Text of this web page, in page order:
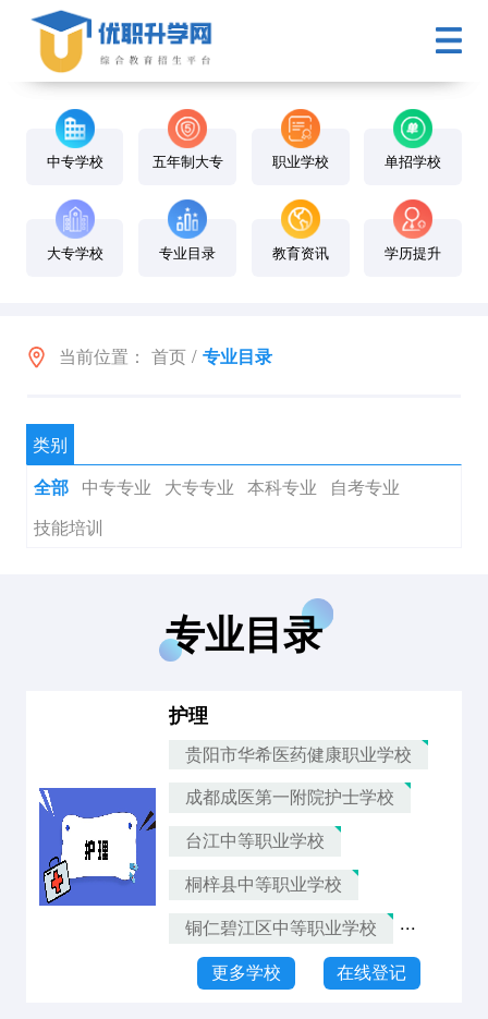
中专学校 五年制大专 职业学校 单招学校
大专学校 专业目录 教育资讯 学历提升
当前位置： 首页/ 专业目录
类别
全部 中专专业 大专专业 本科专业
自考专业
技能培训
专业目录
护理
更多学校 在线登记
贵阳市华希医药健康职业学校
成都成医第一附院护士学校
台江中等职业学校
桐梓县中等职业学校
铜仁碧江区中等职业学校 ...